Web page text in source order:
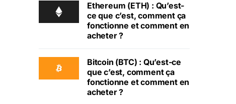
Ethereum (ETH) : Qu’est-
ce que c’est, comment ça
fonctionne et comment en
acheter ?
Bitcoin (BTC) : Qu’est-ce
que c’est, comment ça
fonctionne et comment en
acheter ?